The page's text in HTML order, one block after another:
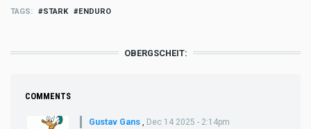
TAGS STARK ENDURO
OBERGSCHEIT:
COMMENTS
Gustav Gans Dec 14 2025 - 2:14pm